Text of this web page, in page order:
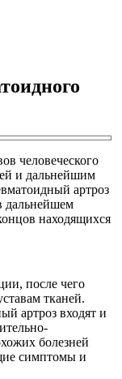
человеческого
и дальнейшим
артроз
дальнейшем
находящихся
после чего
тканей.
артроз входят и
болезней
симптомы и